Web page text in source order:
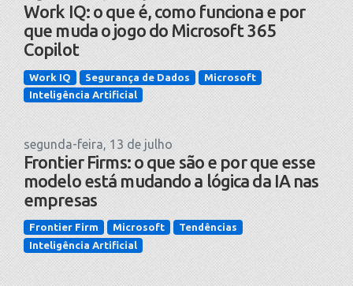
Work IQ: o que é, como funciona e por
que muda o jogo do Microsoft 365
Copilot
Work IQ Segurança de Dados
Microsoft
Inteligência Artificial
segunda-feira, 13 de julho
Frontier Firms: o que são e por que esse
modelo está mudando a lógica da IA nas
empresas
Frontier Firm Microsoft
Tendências
Inteligência Artificial